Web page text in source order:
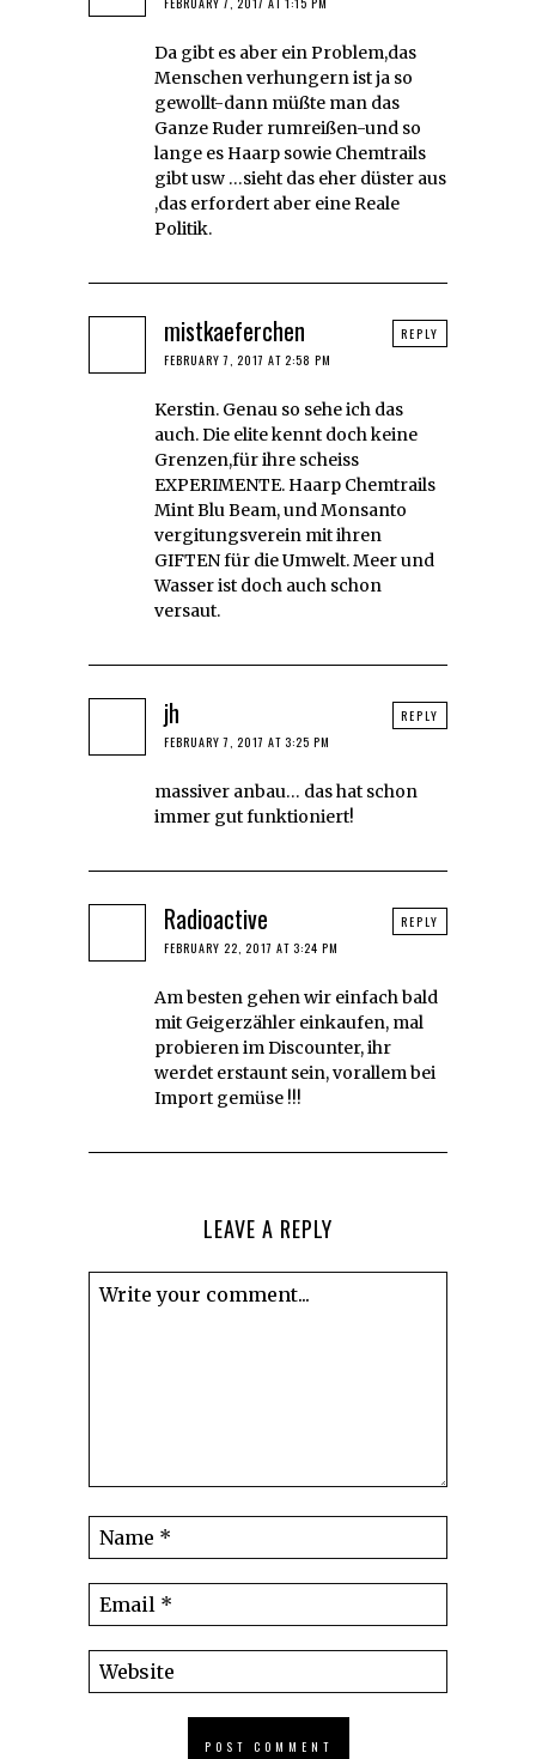
Da gibt es aber ein Problem,das
Menschen verhungern ist ja so
gewollt-dann müßte man das
Ganze Ruder rumreißen-und so
lange es Haarp sowie Chemtrails
gibt usw …sieht das eher düster aus
,das erfordert aber eine Reale
Politik.
mistkaeferchen
FEBRUARY 7, 2017 AT 2:58 PM
Kerstin. Genau so sehe ich das
auch. Die elite kennt doch keine
Grenzen,für ihre scheiss
EXPERIMENTE. Haarp Chemtrails
Mint Blu Beam, und Monsanto
vergitungsverein mit ihren
GIFTEN für die Umwelt. Meer und
Wasser ist doch auch schon
versaut.
REPLY
jh
FEBRUARY 7, 2017 AT 3:25 PM
massiver anbau… das hat schon
immer gut funktioniert!
REPLY
Radioactive
FEBRUARY 22, 2017 AT 3:24 PM
Am besten gehen wir einfach bald
mit Geigerzähler einkaufen, mal
probieren im Discounter, ihr
werdet erstaunt sein, vorallem bei
Import gemüse !!!
REPLY
LEAVE A REPLY